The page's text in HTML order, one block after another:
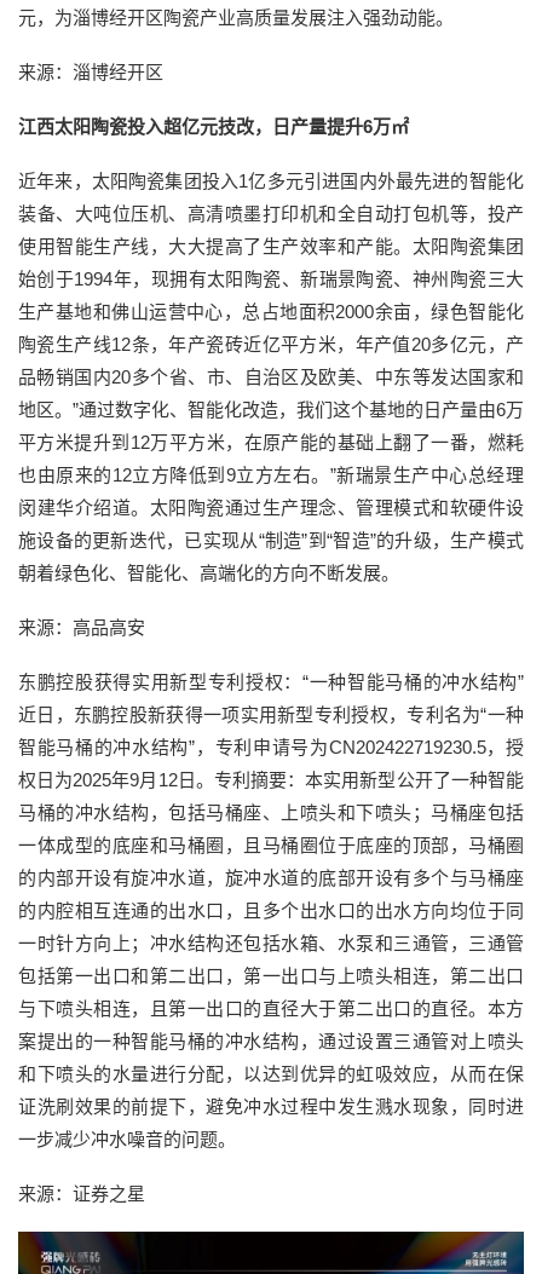
元，为淄博经开区陶瓷产业高质量发展注入强劲动能。
来源：淄博经开区
江西太阳陶瓷投入超亿元技改，日产量提升6万㎡
近年来，太阳陶瓷集团投入1亿多元引进国内外最先进的智能化
装备、大吨位压机、高清喷墨打印机和全自动打包机等，投产
使用智能生产线，大大提高了生产效率和产能。太阳陶瓷集团
始创于1994年，现拥有太阳陶瓷、新瑞景陶瓷、神州陶瓷三大
生产基地和佛山运营中心，总占地面积2000余亩，绿色智能化
陶瓷生产线12条，年产瓷砖近亿平方米，年产值20多亿元，产
品畅销国内20多个省、市、自治区及欧美、中东等发达国家和
地区。”通过数字化、智能化改造，我们这个基地的日产量由6万
平方米提升到12万平方米，在原产能的基础上翻了一番，燃耗
也由原来的12立方降低到9立方左右。”新瑞景生产中心总经理
闵建华介绍道。太阳陶瓷通过生产理念、管理模式和软硬件设
施设备的更新迭代，已实现从“制造”到“智造”的升级，生产模式
朝着绿色化、智能化、高端化的方向不断发展。
来源：高品高安
东鹏控股获得实用新型专利授权：“一种智能马桶的冲水结构”
近日，东鹏控股新获得一项实用新型专利授权，专利名为“一种
智能马桶的冲水结构”，专利申请号为CN202422719230.5，授
权日为2025年9月12日。专利摘要：本实用新型公开了一种智能
马桶的冲水结构，包括马桶座、上喷头和下喷头；马桶座包括
一体成型的底座和马桶圈，且马桶圈位于底座的顶部，马桶圈
的内部开设有旋冲水道，旋冲水道的底部开设有多个与马桶座
的内腔相互连通的出水口，且多个出水口的出水方向均位于同
一时针方向上；冲水结构还包括水箱、水泵和三通管，三通管
包括第一出口和第二出口，第一出口与上喷头相连，第二出口
与下喷头相连，且第一出口的直径大于第二出口的直径。本方
案提出的一种智能马桶的冲水结构，通过设置三通管对上喷头
和下喷头的水量进行分配，以达到优异的虹吸效应，从而在保
证洗刷效果的前提下，避免冲水过程中发生溅水现象，同时进
一步减少冲水噪音的问题。
来源：证券之星